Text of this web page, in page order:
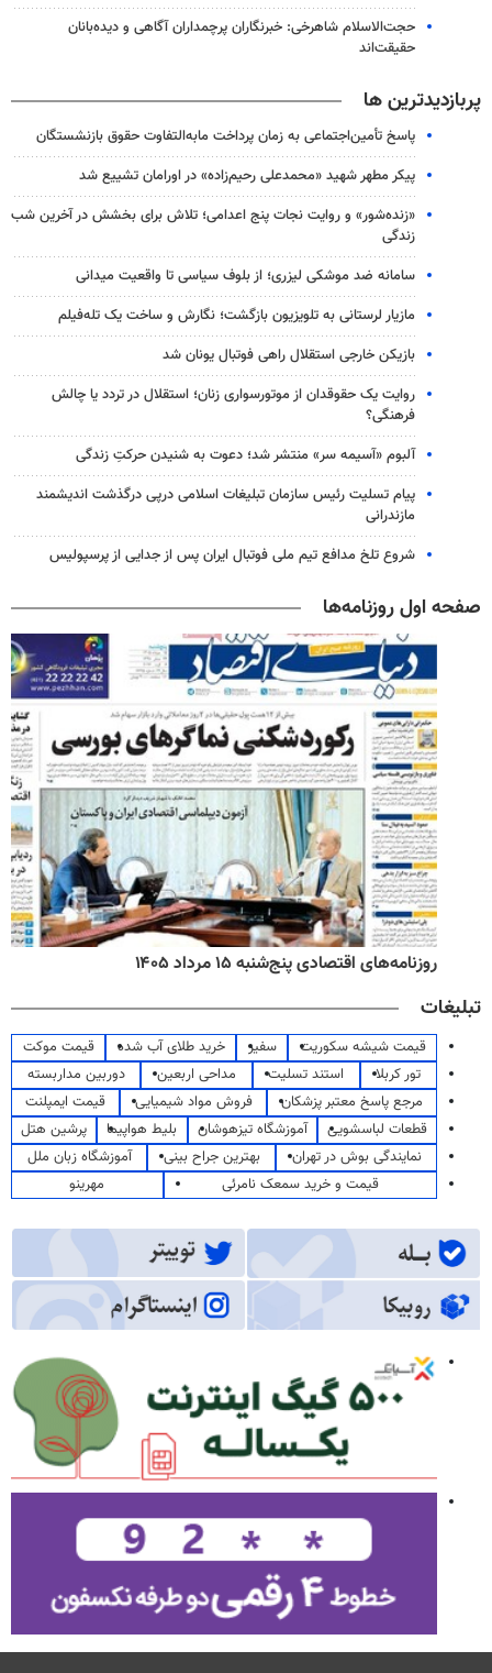
حجت‌الاسلام شاهرخی: خبرنگاران پرچمداران آگاهی و دیده‌بانان
حقیقت‌اند
پربازدیدترین ها
پاسخ تأمین‌اجتماعی به زمان پرداخت مابه‌التفاوت حقوق بازنشستگان
پیکر مطهر شهید «محمدعلی رحیم‌زاده» در اورامان تشییع شد
«زنده‌شور» و روایت نجات پنج اعدامی؛ تلاش برای بخشش در آخرین شب
زندگی
سامانه ضد موشکی لیزری؛ از بلوف سیاسی تا واقعیت میدانی
مازیار لرستانی به تلویزیون بازگشت؛ نگارش و ساخت یک تله‌فیلم
بازیکن خارجی استقلال راهی فوتبال یونان شد
روایت یک حقوقدان از موتورسواری زنان؛ استقلال در تردد یا چالش
فرهنگی؟
آلبوم «آسیمه سر» منتشر شد؛ دعوت به شنیدن حرکتِ زندگی
پیام تسلیت رئیس سازمان تبلیغات اسلامی درپی درگذشت اندیشمند
مازندرانی
شروع تلخ مدافع تیم ملی فوتبال ایران پس از جدایی از پرسپولیس
صفحه اول روزنامه‌ها
روزنامه‌های صبح پنج‌شنبه ۱۵ مرداد ۱۴۰۵
تبلیغات
قیمت شیشه سکوریت سفیر خرید طلای آب شده
قیمت موکت
تور کربلا
استند تسلیت مداحی اربعین
دوربین مداربسته
مرجع پاسخ معتبر پزشکان
فروش مواد شیمیایی
قیمت ایمپلنت
قطعات لباسشویی
آموزشگاه تیزهوشان بلیط هواپیما
پرشین هتل
نمایندگی بوش در تهران
بهترین جراح بینی
آموزشگاه زبان ملل
قیمت و خرید سمعک نامرئی
مهرینو